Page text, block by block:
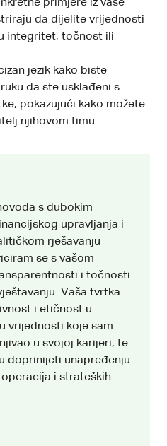
primjere iz vaše
da dijelite vrijednosti
integritet, točnost ili
jezik kako biste
da ste usklađeni s
pokazujući kako možete
njihovom timu.
s dubokim
upravljanja i
rješavanju
se s vašom
i točnosti
Vaša tvrtka
i etičnost u
vrijednosti koje sam
u svojoj karijeri, te
doprinijeti unapređenju
i strateških